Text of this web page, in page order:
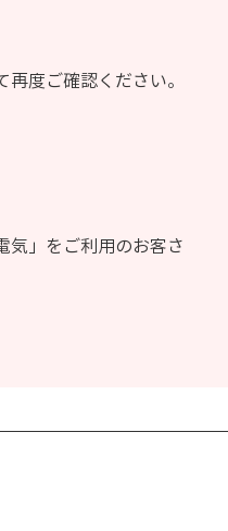
度ご確認ください。
気」をご利用のお客さ